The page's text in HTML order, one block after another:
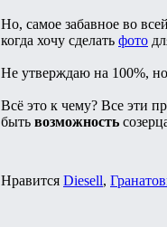
Но, самое забавное во
когда хочу сделать фото
Не утверждаю на 100%,
Всё это к чему? Все эти
быть возможность
Нравится Diesell,